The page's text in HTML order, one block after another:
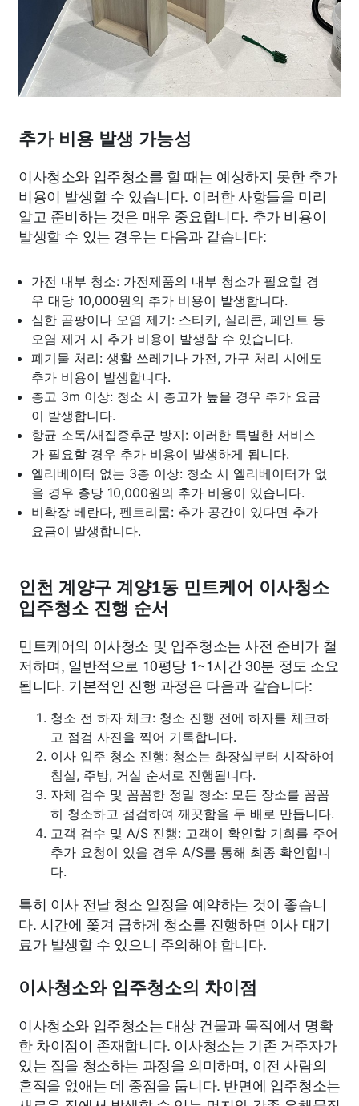
추가 비용 발생 가능성
이사청소와 입주청소를 할 때는 예상하지 못한 추가
비용이 발생할 수 있습니다. 이러한 사항들을 미리
알고 준비하는 것은 매우 중요합니다. 추가 비용이
발생할 수 있는 경우는 다음과 같습니다:
가전 내부 청소: 가전제품의 내부 청소가 필요할 경
우 대당 10,000원의 추가 비용이 발생합니다.
심한 곰팡이나 오염 제거: 스티커, 실리콘, 페인트 등
오염 제거 시 추가 비용이 발생할 수 있습니다.
폐기물 처리: 생활 쓰레기나 가전, 가구 처리 시에도
추가 비용이 발생합니다.
층고 3m 이상: 청소 시 층고가 높을 경우 추가 요금
이 발생합니다.
항균 소독/새집증후군 방지: 이러한 특별한 서비스
가 필요할 경우 추가 비용이 발생하게 됩니다.
엘리베이터 없는 3층 이상: 청소 시 엘리베이터가 없
을 경우 층당 10,000원의 추가 비용이 있습니다.
비확장 베란다, 펜트리룸: 추가 공간이 있다면 추가
요금이 발생합니다.
인천 계양구 계양1동 민트케어 이사청소
입주청소 진행 순서
민트케어의 이사청소 및 입주청소는 사전 준비가 철
저하며, 일반적으로 10평당 1~1시간 30분 정도 소요
됩니다. 기본적인 진행 과정은 다음과 같습니다:
청소 전 하자 체크: 청소 진행 전에 하자를 체크하
고 점검 사진을 찍어 기록합니다.
이사 입주 청소 진행: 청소는 화장실부터 시작하여
침실, 주방, 거실 순서로 진행됩니다.
자체 검수 및 꼼꼼한 정밀 청소: 모든 장소를 꼼꼼
히 청소하고 점검하여 깨끗함을 두 배로 만듭니다.
고객 검수 및 A/S 진행: 고객이 확인할 기회를 주어
추가 요청이 있을 경우 A/S를 통해 최종 확인합니
다.
특히 이사 전날 청소 일정을 예약하는 것이 좋습니
다. 시간에 쫓겨 급하게 청소를 진행하면 이사 대기
료가 발생할 수 있으니 주의해야 합니다.
이사청소와 입주청소의 차이점
이사청소와 입주청소는 대상 건물과 목적에서 명확
한 차이점이 존재합니다. 이사청소는 기존 거주자가
있는 집을 청소하는 과정을 의미하며, 이전 사람의
흔적을 없애는 데 중점을 둡니다. 반면에 입주청소는